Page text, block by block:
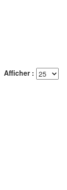
Afficher :